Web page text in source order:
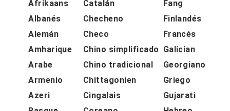
Afrikaans
Albanés
Alemán
Amharique
Arabe
Armenio
Azeri
Catalán
Checheno
Checo
Chino simplificado
Chino tradicional
Chittagonien
Cingalais
Fang
Finlandés
Francés
Galician
Georgiano
Griego
Gujarati